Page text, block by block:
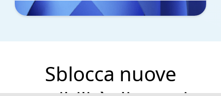
Sblocca nuove